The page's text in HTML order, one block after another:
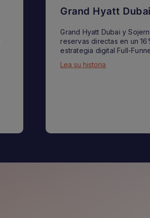
Grand Hyatt Dubai
Grand Hyatt Dubai y
reservas directas en un
estrategia digital Full-
Lea su historia